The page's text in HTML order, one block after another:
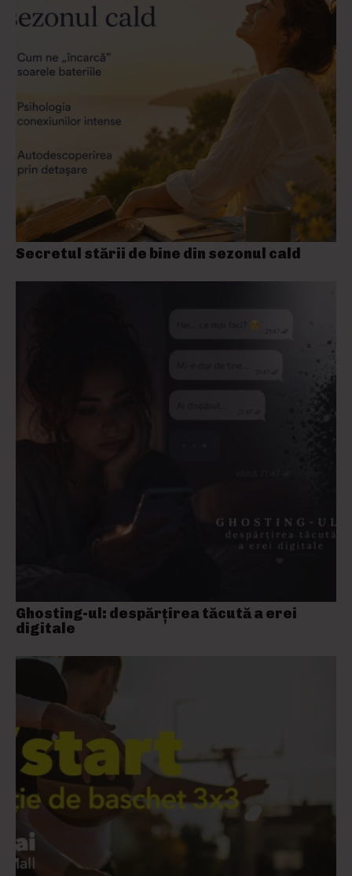
Secretul stării de bine din sezonul cald
Ghosting-ul: despărțirea tăcută a erei
digitale